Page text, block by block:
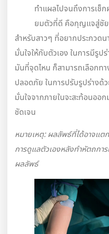
ทำแผลไปจนถึงการเช็
ยมตัวที่ดี คือกุญแจสู่ชัย
สำหรับสาวๆ ที่อยากประกวด
มั่นใจให้กับตัวเอง ในการมีรูป
มันที่จุดไหน ก็สามารถเลือกท
ปลอดภัย ในการปรับรูปร่างด้
มั่นใจจากภายในจะสะท้อนออ
ชัดเจน
หมายเหตุ: ผลลัพธ์ที่ได้อาจแต
การดูแลตัวเองหลังทำหัตถก
ผลลัพธ์